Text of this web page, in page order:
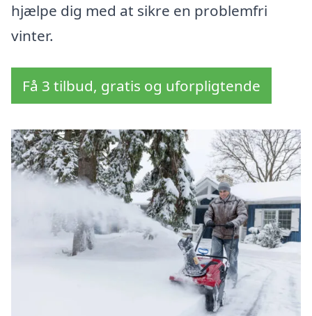
hjælpe dig med at sikre en problemfri
vinter.
Få 3 tilbud, gratis og uforpligtende